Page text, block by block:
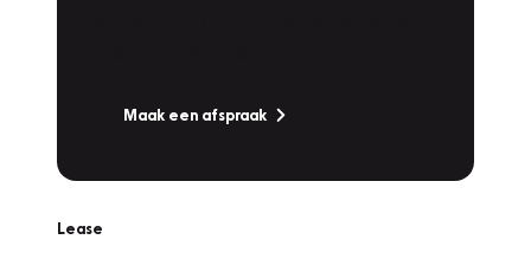
Maak een afspraak
Lease